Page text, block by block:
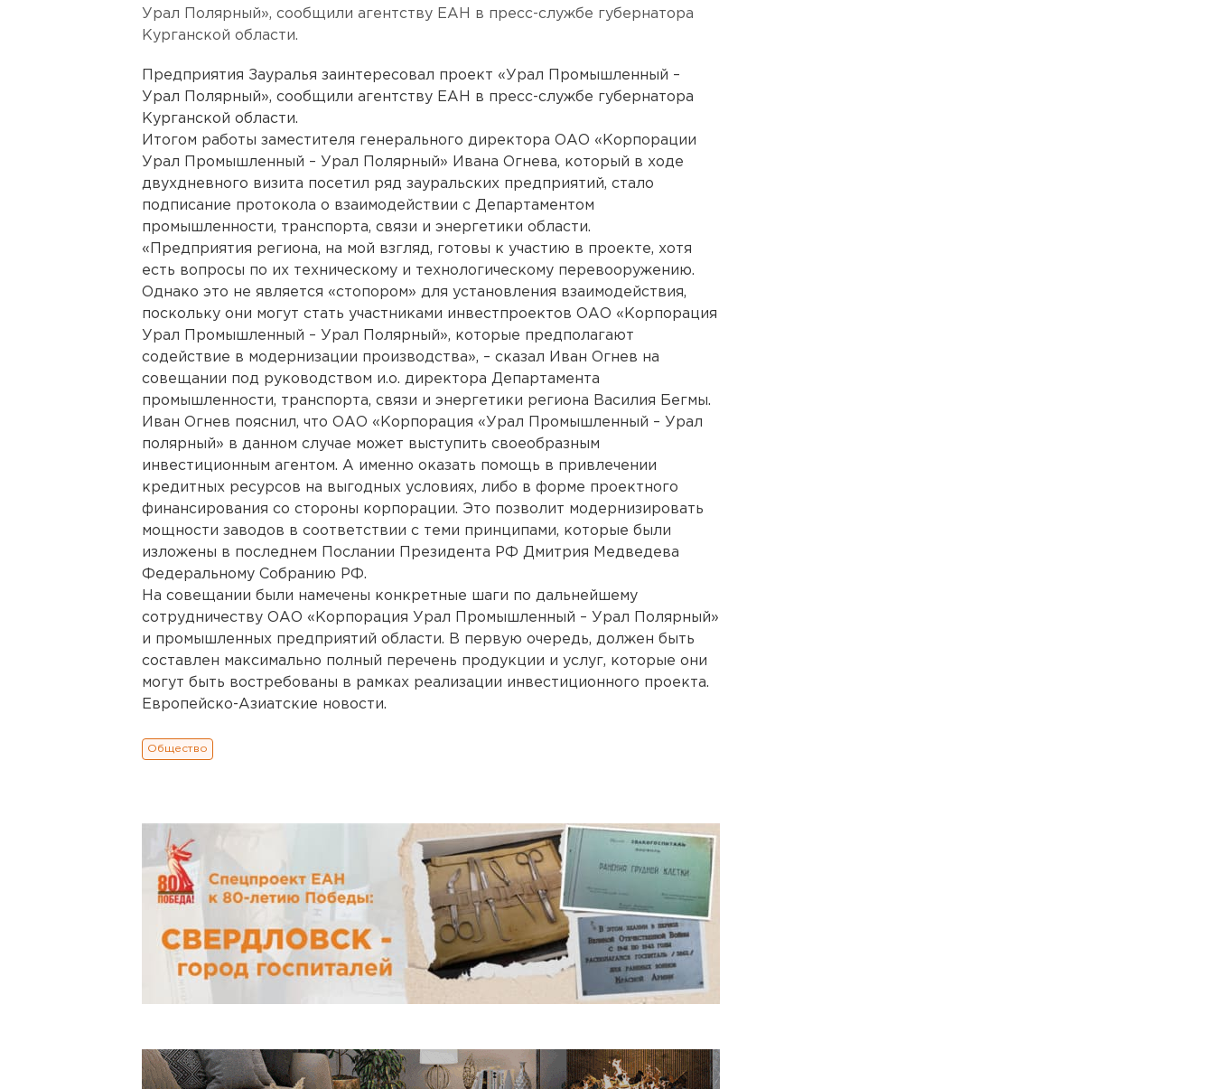
Урал Полярный», сообщили агентству ЕАН в пресс-службе губернатора
Курганской области.
Предприятия Зауралья заинтересовал проект «Урал Промышленный –
Урал Полярный», сообщили агентству ЕАН в пресс-службе губернатора
Курганской области.
Итогом работы заместителя генерального директора ОАО «Корпорации
Урал Промышленный – Урал Полярный» Ивана Огнева, который в ходе
двухдневного визита посетил ряд зауральских предприятий, стало
подписание протокола о взаимодействии с Департаментом
промышленности, транспорта, связи и энергетики области.
«Предприятия региона, на мой взгляд, готовы к участию в проекте, хотя
есть вопросы по их техническому и технологическому перевооружению.
Однако это не является «стопором» для установления взаимодействия,
поскольку они могут стать участниками инвестпроектов ОАО «Корпорация
Урал Промышленный – Урал Полярный», которые предполагают
содействие в модернизации производства», – сказал Иван Огнев на
совещании под руководством и.о. директора Департамента
промышленности, транспорта, связи и энергетики региона Василия Бегмы.
Иван Огнев пояснил, что ОАО «Корпорация «Урал Промышленный – Урал
полярный» в данном случае может выступить своеобразным
инвестиционным агентом. А именно оказать помощь в привлечении
кредитных ресурсов на выгодных условиях, либо в форме проектного
финансирования со стороны корпорации. Это позволит модернизировать
мощности заводов в соответствии с теми принципами, которые были
изложены в последнем Послании Президента РФ Дмитрия Медведева
Федеральному Собранию РФ.
На совещании были намечены конкретные шаги по дальнейшему
сотрудничеству ОАО «Корпорация Урал Промышленный – Урал Полярный»
и промышленных предприятий области. В первую очередь, должен быть
составлен максимально полный перечень продукции и услуг, которые они
могут быть востребованы в рамках реализации инвестиционного проекта.
Европейско-Азиатские новости.
Общество